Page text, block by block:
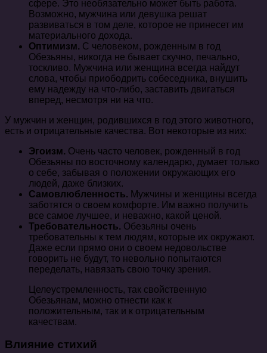
сфере. Это необязательно может быть работа.
Возможно, мужчина или девушка решат
развиваться в том деле, которое не принесет им
материального дохода.
Оптимизм. С человеком, рожденным в год
Обезьяны, никогда не бывает скучно, печально,
тоскливо. Мужчина или женщина всегда найдут
слова, чтобы приободрить собеседника, внушить
ему надежду на что-либо, заставить двигаться
вперед, несмотря ни на что.
У мужчин и женщин, родившихся в год этого животного,
есть и отрицательные качества. Вот некоторые из них:
Эгоизм. Очень часто человек, рожденный в год
Обезьяны по восточному календарю, думает только
о себе, забывая о положении окружающих его
людей, даже близких.
Самовлюбленность. Мужчины и женщины всегда
заботятся о своем комфорте. Им важно получить
все самое лучшее, и неважно, какой ценой.
Требовательность. Обезьяны очень
требовательны к тем людям, которые их окружают.
Даже если прямо они о своем недовольстве
говорить не будут, то невольно попытаются
переделать, навязать свою точку зрения.
Целеустремленность, так свойственную
Обезьянам, можно отнести как к
положительным, так и к отрицательным
качествам.
Влияние стихий